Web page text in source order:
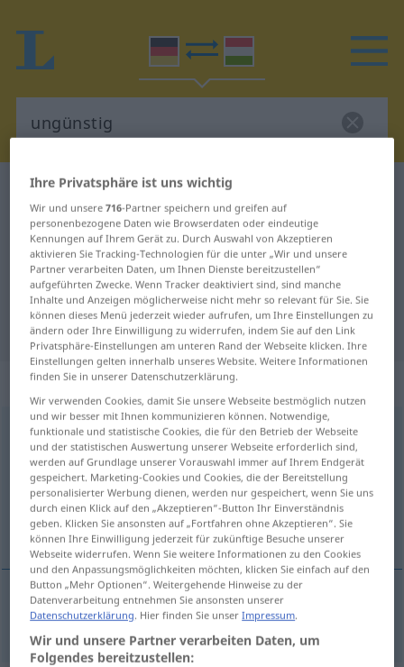
Deutsch-Ungarisch Wörterbuch
Deutsch-Ungarisch Übersetzung
für "ungünstig"
"ungünstig" Ungarisch
Übersetzung
„ungünstig“
ungünstig
Übersicht aller Übersetzungen
(Für mehr Details die Übersetzung anklicken/antippen)
kedvezőtlen
kedvezőtlen ungünstig
Ihre Privatsphäre ist uns wichtig
Wir und unsere716-Partner speichern und greifen auf
personenbezogene Daten wie Browserdaten oder eindeutige
Kennungen auf Ihrem Gerät zu. Durch Auswahl von Akzeptieren
aktivieren Sie Tracking-Technologien für die unter „Wir und unsere
Partner verarbeiten Daten, um Ihnen Dienste bereitzustellen“
aufgeführten Zwecke. Wenn Tracker deaktiviert sind, sind manche
Inhalte und Anzeigen möglicherweise nicht mehr so relevant für Sie. Sie
können dieses Menü jederzeit wieder aufrufen, um Ihre Einstellungen zu
ändern oder Ihre Einwilligung zu widerrufen, indem Sie auf den Link
Privatsphäre-Einstellungen am unteren Rand der Webseite klicken. Ihre
Einstellungen gelten innerhalb unseres Website. Weitere Informationen
finden Sie in unserer Datenschutzerklärung.
Wir verwenden Cookies, damit Sie unsere Webseite bestmöglich nutzen
und wir besser mit Ihnen kommunizieren können. Notwendige,
funktionale und statistische Cookies, die für den Betrieb der Webseite
und der statistischen Auswertung unserer Webseite erforderlich sind,
werden auf Grundlage unserer Vorauswahl immer auf Ihrem Endgerät
gespeichert. Marketing-Cookies und Cookies, die der Bereitstellung
personalisierter Werbung dienen, werden nur gespeichert, wenn Sie uns
durch einen Klick auf den „Akzeptieren“-Button Ihr Einverständnis
geben. Klicken Sie ansonsten auf „Fortfahren ohne Akzeptieren“. Sie
können Ihre Einwilligung jederzeit für zukünftige Besuche unserer
Webseite widerrufen. Wenn Sie weitere Informationen zu den Cookies
und den Anpassungsmöglichkeiten möchten, klicken Sie einfach auf den
Button „Mehr Optionen“. Weitergehende Hinweise zu der
Datenverarbeitung entnehmen Sie ansonsten unserer
Datenschutzerklärung. Hier finden Sie unserImpressum.
Wir und unsere Partner verarbeiten Daten, um
Folgendes bereitzustellen: